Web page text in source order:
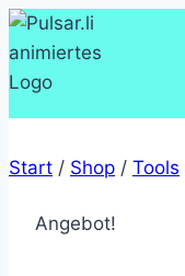
Zum
Inhalt
springen
Start / Shop / Tools
Angebot!